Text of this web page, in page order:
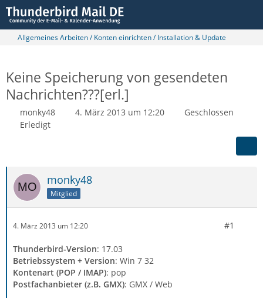
Allgemeines Arbeiten / Konten einrichten / Installation & Update
Keine Speicherung von gesendeten
Nachrichten???[erl.]
monky48 4. März 2013 um 12:20
Geschlossen
Erledigt
monky48
Mitglied
4. März 2013 um 12:20 #1
Thunderbird-Version: 17.03
Betriebssystem + Version: Win 7 32
Kontenart (POP / IMAP): pop
Postfachanbieter (z.B. GMX): GMX / Web